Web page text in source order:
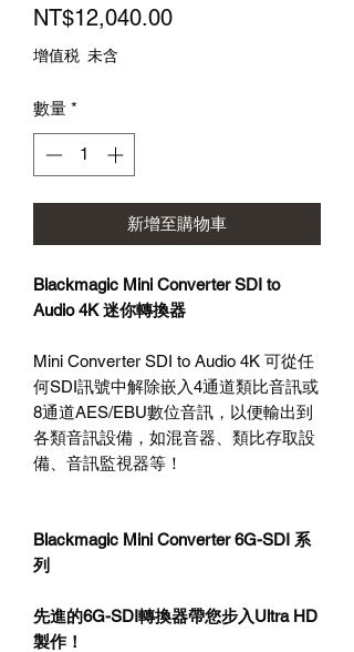
NT$12,040.00促
增值税 未含
數量 *
新增至購物車
Blackmagic Mini Converter SDI to
Audio 4K 迷你轉換器
Mini Converter SDI to Audio 4K 可從任
何SDI訊號中解除嵌入4通道類比音訊或
8通道AES/EBU數位音訊，以便輸出到
各類音訊設備，如混音器、類比存取設
備、音訊監視器等！
Blackmagic Mini Converter 6G-SDI 系
列
先進的6G-SDI轉換器帶您步入Ultra HD
製作！